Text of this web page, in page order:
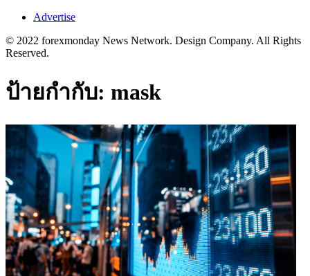
Advertise
© 2022 forexmonday News Network. Design Company. All Rights
Reserved.
ป้ายกำกับ: mask